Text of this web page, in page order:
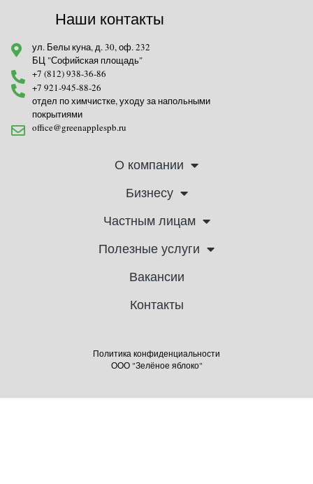
О компании
Бизнесу
Частным лицам
Полезные услуги
Вакансии
Контакты
Наши контакты
ул. Белы куна, д. 30, оф. 232
БЦ "Софийская площадь"
+7 (812) 938-36-86
+7 921-945-88-26
отдел по химчистке, уходу за напольными
покрытиями
office@greenapplespb.ru
Политика конфиденциальности
ООО "Зелёное яблоко"